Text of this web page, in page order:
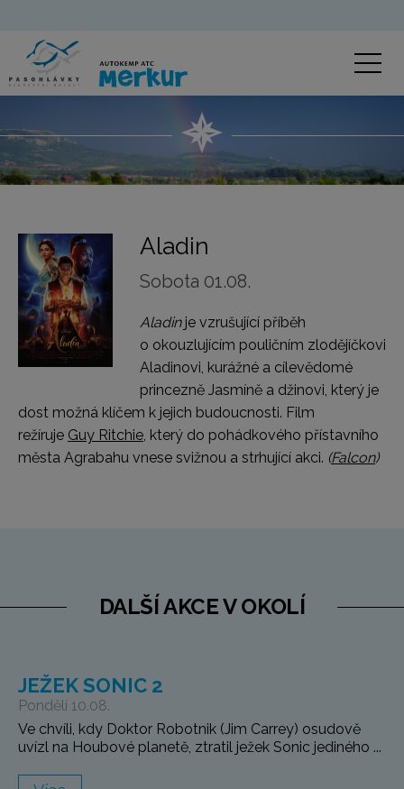
Aladin
Sobota 01.08.
Aladinje vzrušující příběh
o okouzlujícím pouličním zlodějíčkovi
Aladinovi, kurážné a cílevědomé
princezně Jasmíně a džinovi, který je
dost možná klíčem k jejich budoucnosti. Film
režíruje Guy Ritchie, který do pohádkového přístavního
města Agrabahu vnese svižnou a strhující akci. (Falcon)
DALŠÍ AKCE V OKOLÍ
JEŽEK SONIC 2
Pondělí 10.08.
Ve chvíli, kdy Doktor Robotnik (Jim Carrey) osudově
uvízl na Houbové planetě, ztratil ježek Sonic jediného ...